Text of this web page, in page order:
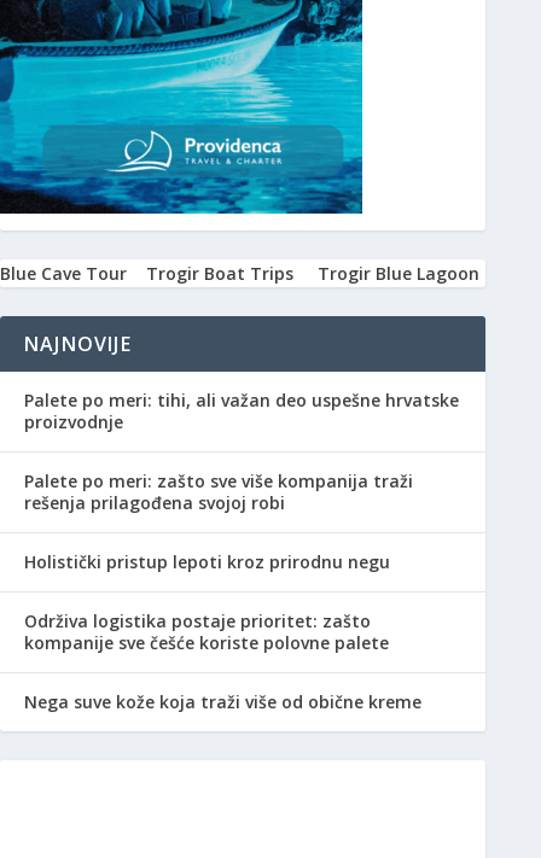
Blue Cave Tour Trogir Boat Trips Trogir Blue Lagoon
NAJNOVIJE
Palete po meri: tihi, ali važan deo uspešne hrvatske
proizvodnje
Palete po meri: zašto sve više kompanija traži
rešenja prilagođena svojoj robi
Holistički pristup lepoti kroz prirodnu negu
Održiva logistika postaje prioritet: zašto
kompanije sve češće koriste polovne palete
Nega suve kože koja traži više od obične kreme